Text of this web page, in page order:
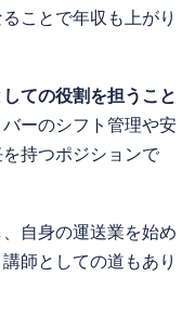
ことで年収も上がり
ての役割を担うこと
ーのシフト管理や安
持つポジションで
自身の運送業を始め
師としての道もあり